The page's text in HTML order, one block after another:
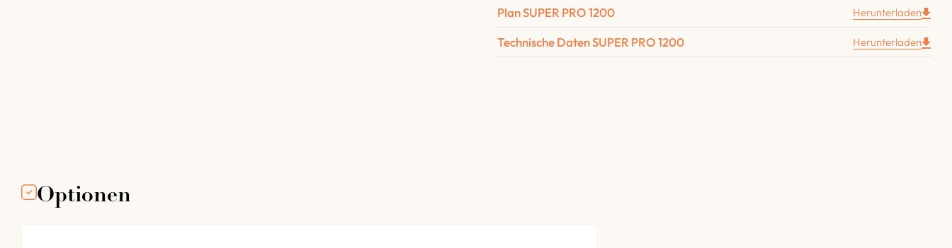
1 Metall Träger zum Aufhängen des Gewölbes.
Die Isolierung des Gewölbes mit 3 Schichten Hochtemperatur-
Mineralfaser.
Plan SUPER PRO 1200 Herunterladen
Technische Daten SUPER PRO 1200 Herunterladen
Optionen